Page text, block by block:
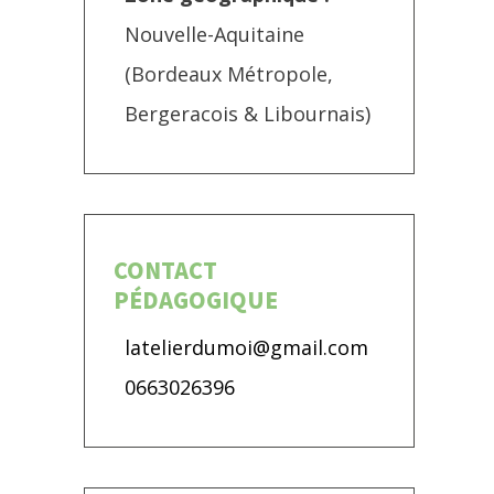
Nouvelle-Aquitaine
(Bordeaux Métropole,
Bergeracois & Libournais)
CONTACT
PÉDAGOGIQUE
latelierdumoi@gmail.com
0663026396